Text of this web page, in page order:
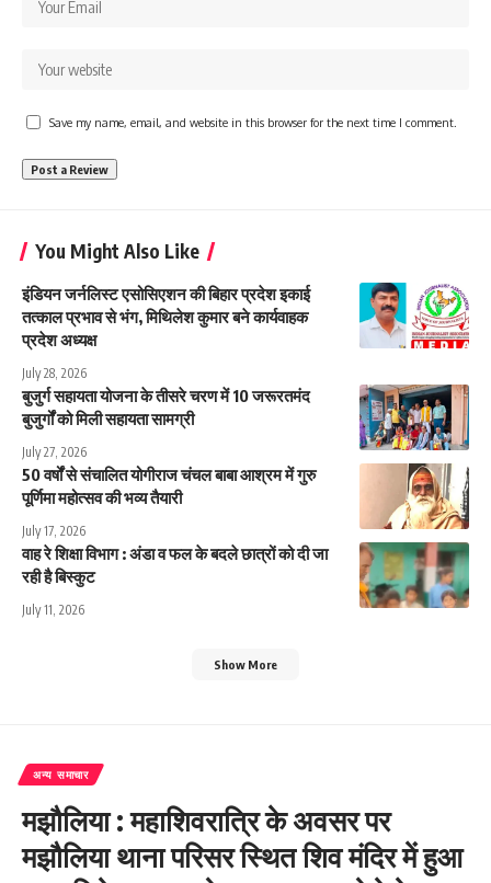
Save my name, email, and website in this browser for the next time I comment.
You Might Also Like
इंडियन जर्नलिस्ट एसोसिएशन की बिहार प्रदेश इकाई
तत्काल प्रभाव से भंग, मिथिलेश कुमार बने कार्यवाहक
प्रदेश अध्यक्ष
July 28, 2026
बुजुर्ग सहायता योजना के तीसरे चरण में 10 जरूरतमंद
बुजुर्गों को मिली सहायता सामग्री
July 27, 2026
50 वर्षों से संचालित योगीराज चंचल बाबा आश्रम में गुरु
पूर्णिमा महोत्सव की भव्य तैयारी
July 17, 2026
वाह रे शिक्षा विभाग : अंडा व फल के बदले छात्रों को दी जा
रही है बिस्कुट
July 11, 2026
Show More
अन्य समाचार
मझौलिया : महाशिवरात्रि के अवसर पर
मझौलिया थाना परिसर स्थित शिव मंदिर में हुआ